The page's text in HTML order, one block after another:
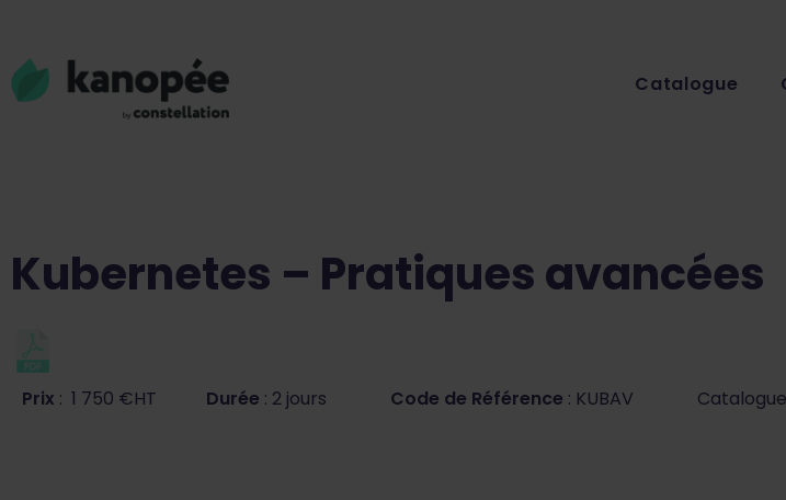
Catalogue
Kubernetes – Pratiques avancées
Prix : 1 750 €HT Durée : 2 jours Code de Référence : KUBAV